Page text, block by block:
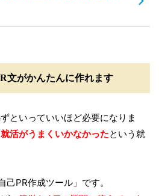
文がかんたんに作れます
といっていいほど必要になりま
活がうまくいかなかったという就
PR作成ツール」です。